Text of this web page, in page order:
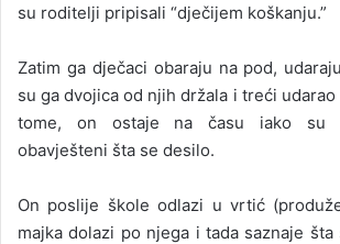
su roditelji pripisali “dječijem koškanju.”
Zatim ga dječaci obaraju na pod,
su ga dvojica od njih držala i treći
tome, on ostaje na času iako su
obavješteni šta se desilo.
On poslije škole odlazi u vrtić
majka dolazi po njega i tada saznaje